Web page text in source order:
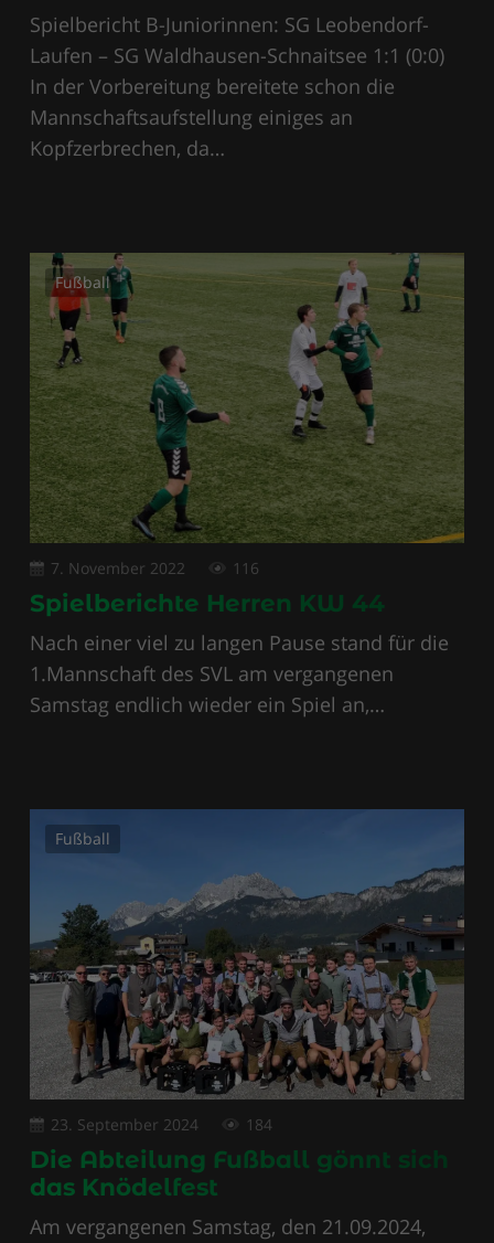
Spielbericht B-Juniorinnen: SG Leobendorf-
Laufen – SG Waldhausen-Schnaitsee 1:1 (0:0)
In der Vorbereitung bereitete schon die
Mannschaftsaufstellung einiges an
Kopfzerbrechen, da…
Fußball
7. November 2022 116
Spielberichte Herren KW 44
Nach einer viel zu langen Pause stand für die
1.Mannschaft des SVL am vergangenen
Samstag endlich wieder ein Spiel an,…
Fußball
23. September 2024 184
Die Abteilung Fußball gönnt sich
das Knödelfest
Am vergangenen Samstag, den 21.09.2024,